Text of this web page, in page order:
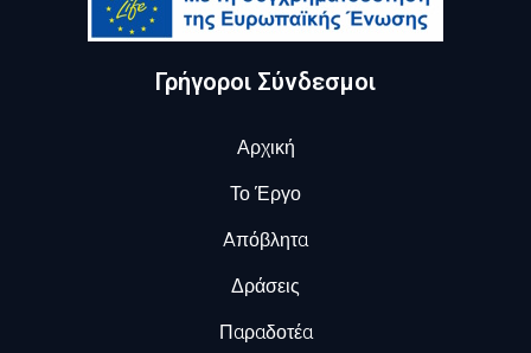
Γρήγοροι Σύνδεσμοι
Αρχική
Το Έργο
Aπόβλητα
Δράσεις
Παραδοτέα